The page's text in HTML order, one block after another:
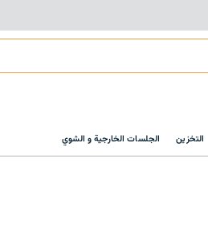
التخزين الجلسات الخارجية و الشوي